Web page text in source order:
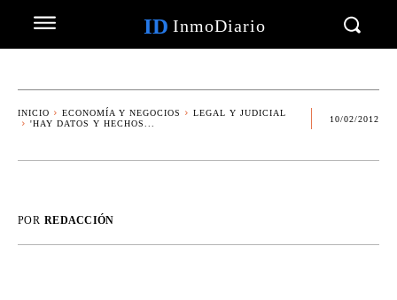
ID InmoDiario
INICIO ECONOMÍA Y NEGOCIOS
LEGAL Y JUDICIAL
'HAY DATOS Y HECHOS...
10/02/2012
POR REDACCIÓN